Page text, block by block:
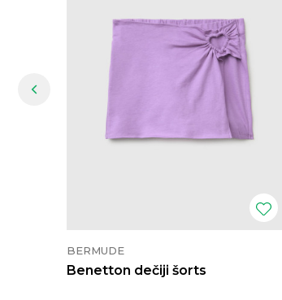
BERMUDE
Benetton dečiji šorts